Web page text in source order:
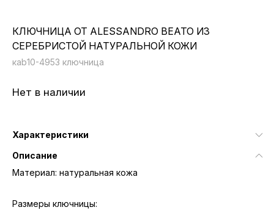
КЛЮЧНИЦА ОТ ALESSANDRO BEATO ИЗ
СЕРЕБРИСТОЙ НАТУРАЛЬНОЙ КОЖИ
кab10-4953 ключница
Нет в наличии
Характеристики
Описание
Материал: натуральная кожа
Размеры ключницы: